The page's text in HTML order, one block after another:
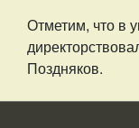
Отметим, что в
Поздняков.